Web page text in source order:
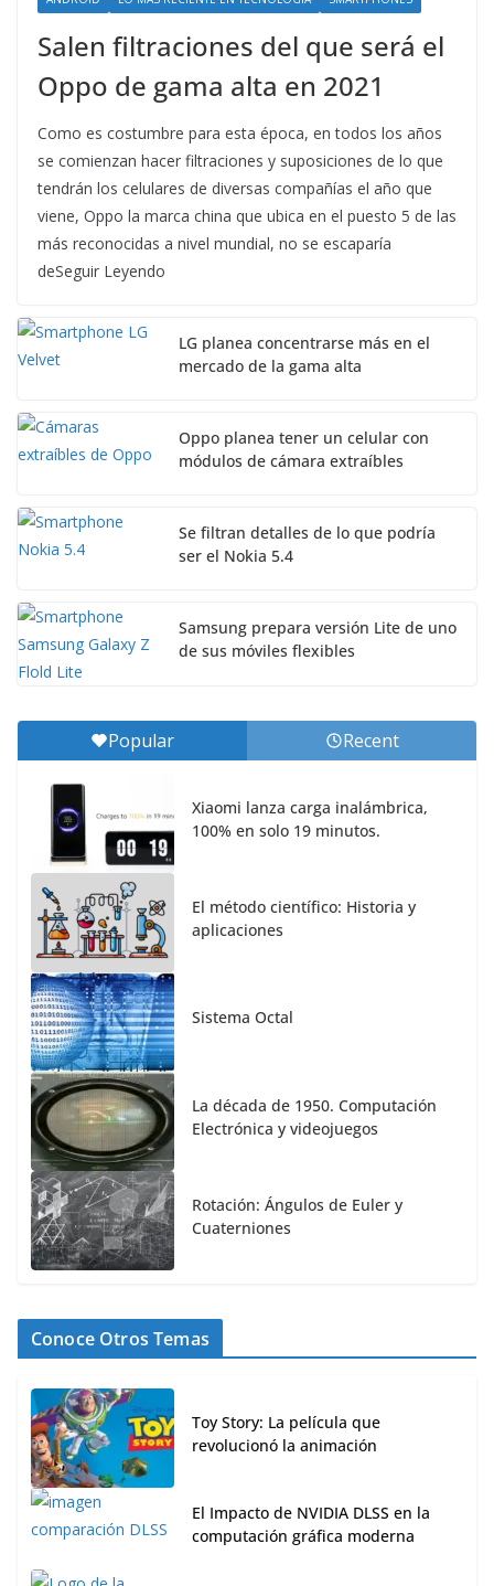
Salen filtraciones del que será el
Oppo de gama alta en 2021
Como es costumbre para esta época, en todos los años
se comienzan hacer filtraciones y suposiciones de lo que
tendrán los celulares de diversas compañías el año que
viene, Oppo la marca china que ubica en el puesto 5 de las
más reconocidas a nivel mundial, no se escaparía
deSeguir Leyendo
LG planea concentrarse más en el
mercado de la gama alta
Oppo planea tener un celular con
módulos de cámara extraíbles
Se filtran detalles de lo que podría
ser el Nokia 5.4
Samsung prepara versión Lite de uno
de sus móviles flexibles
Popular Recent
Xiaomi lanza carga inalámbrica,
100% en solo 19 minutos.
El método científico: Historia y
aplicaciones
Sistema Octal
La década de 1950. Computación
Electrónica y videojuegos
Rotación: Ángulos de Euler y
Cuaterniones
Conoce Otros Temas
Toy Story: La película que
revolucionó la animación
El Impacto de NVIDIA DLSS en la
computación gráfica moderna